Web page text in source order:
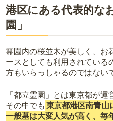
港区にある代表的な
園」
霊園内の桜並木が美しく、お
ースとしても利用されている
方もいらっしゃるのではない
「都立霊園」とは東京都が運
その中でも 東京都港区南青山
一般墓は大変人気が高く、毎